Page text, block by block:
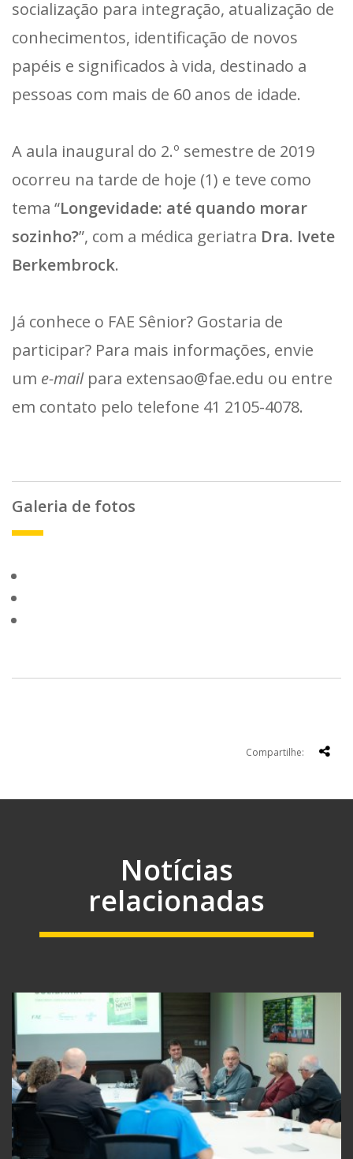
socialização para integração, atualização de
conhecimentos, identificação de novos
papéis e significados à vida, destinado a
pessoas com mais de 60 anos de idade.
A aula inaugural do 2.º semestre de 2019
ocorreu na tarde de hoje (1) e teve como
tema “Longevidade: até quando morar
sozinho?”, com a médica geriatra Dra. Ivete
Berkembrock.
Já conhece o FAE Sênior? Gostaria de
participar? Para mais informações, envie
um e-mailpara extensao@fae.edu ou entre
em contato pelo telefone 41 2105-4078.
Galeria de fotos
Compartilhe:
Notícias
relacionadas